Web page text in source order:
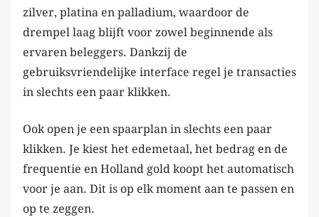
zilver, platina en palladium, waardoor de
drempel laag blijft voor zowel beginnende als
ervaren beleggers. Dankzij de
gebruiksvriendelijke interface regel je transacties
in slechts een paar klikken.
Ook open je een spaarplan in slechts een paar
klikken. Je kiest het edemetaal, het bedrag en de
frequentie en Holland gold koopt het automatisch
voor je aan. Dit is op elk moment aan te passen en
op te zeggen.